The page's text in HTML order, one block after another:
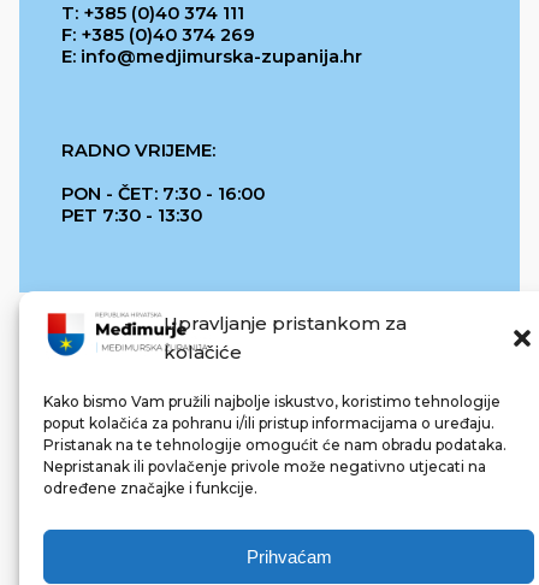
Upravljanje pristankom za
kolačiće
Kako bismo Vam pružili najbolje iskustvo, koristimo tehnologije
poput kolačića za pohranu i/ili pristup informacijama o uređaju.
Pristanak na te tehnologije omogućit će nam obradu podataka.
Nepristanak ili povlačenje privole može negativno utjecati na
određene značajke i funkcije.
Prihvaćam
T: +385 (0)40 374 111
F: +385 (0)40 374 269
E: info@medjimurska-zupanija.hr
RADNO VRIJEME:
PON - ČET: 7:30 - 16:00
PET 7:30 - 13:30
REPUBLIKA HRVATSKA